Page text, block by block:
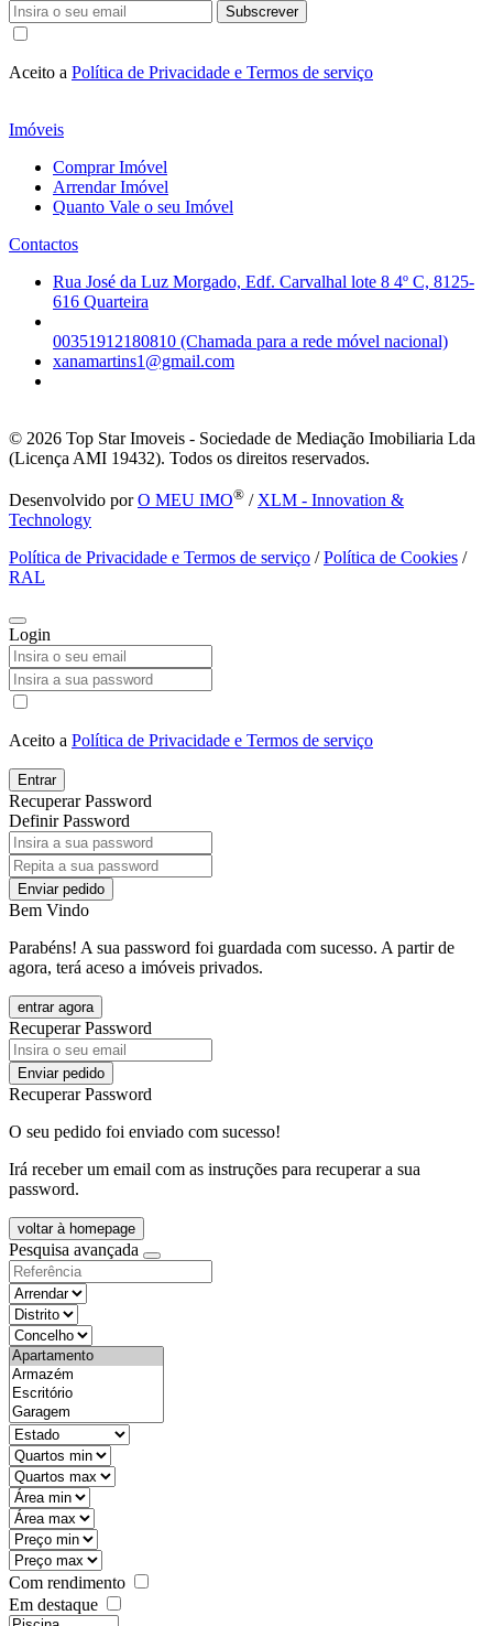
Subscrever
Aceito a Política de Privacidade e Termos de serviço
Imóveis
Comprar Imóvel
Arrendar Imóvel
Quanto Vale o seu Imóvel
Contactos
Rua José da Luz Morgado, Edf. Carvalhal lote 8 4º C, 8125-
616 Quarteira
00351912180810 (Chamada para a rede móvel nacional)
xanamartins1@gmail.com
© 2026 Top Star Imoveis - Sociedade de Mediação Imobiliaria Lda
(Licença AMI 19432). Todos os direitos reservados.
Desenvolvido porO MEU IMO® / XLM - Innovation &
Technology
Política de Privacidade e Termos de serviço /Política de Cookies /
RAL
Login
Aceito a Política de Privacidade e Termos de serviço
Entrar
Recuperar Password
Definir Password
Enviar pedido
Bem Vindo
Parabéns! A sua password foi guardada com sucesso. A partir de
agora, terá aceso a imóveis privados.
entrar agora
Recuperar Password
Enviar pedido
Recuperar Password
O seu pedido foi enviado com sucesso!
Irá receber um email com as instruções para recuperar a sua
password.
voltar à homepage
Pesquisa avançada
objective
districtId
countyId
types
state
mintypo
maxtypo
minarea
maxarea
minprice
maxprice
Com rendimento
Em destaque